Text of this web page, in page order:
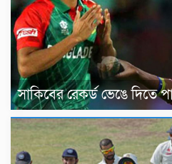
সাকিবের রেকর্ড ভেঙে দিতে